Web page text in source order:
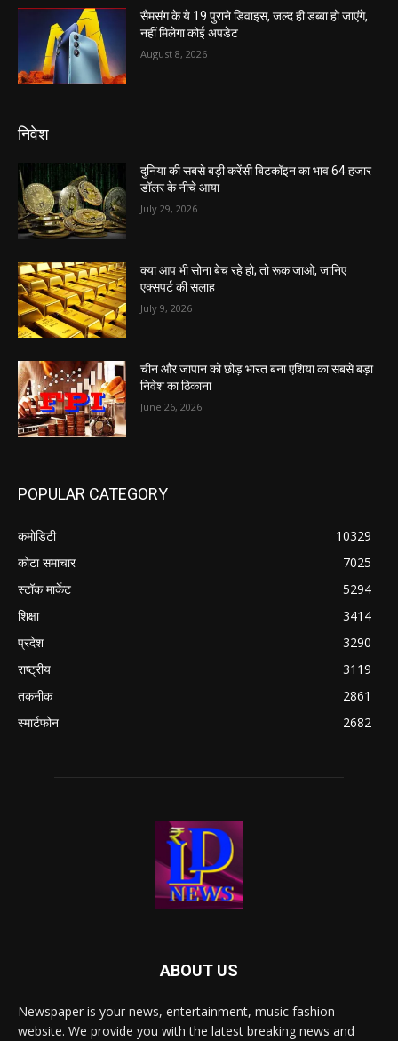
सैमसंग के ये 19 पुराने डिवाइस, जल्द ही डब्बा हो जाएंगे,
नहीं मिलेगा कोई अपडेट
August 8, 2026
निवेश
दुनिया की सबसे बड़ी करेंसी बिटकॉइन का भाव 64 हजार
डॉलर के नीचे आया
July 29, 2026
क्या आप भी सोना बेच रहे हो; तो रूक जाओ, जानिए
एक्सपर्ट की सलाह
July 9, 2026
चीन और जापान को छोड़ भारत बना एशिया का सबसे बड़ा
निवेश का ठिकाना
June 26, 2026
POPULAR CATEGORY
कमोडिटी
10329
कोटा समाचार
7025
स्टॉक मार्केट
5294
शिक्षा
3414
प्रदेश
3290
राष्ट्रीय
3119
तकनीक
2861
स्मार्टफोन
2682
ABOUT US
Newspaper is your news, entertainment, music fashion
website. We provide you with the latest breaking news and